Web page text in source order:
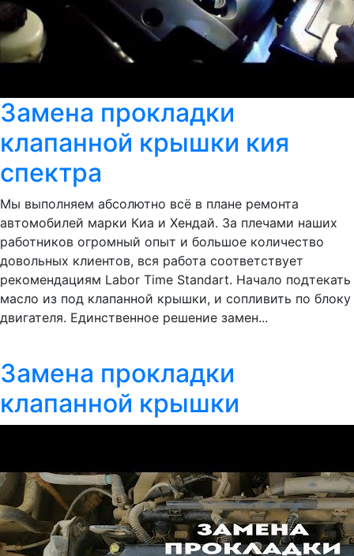
Замена прокладки
клапанной крышки кия
спектра
Мы выполняем абсолютно всё в плане ремонта
автомобилей марки Киа и Хендай. За плечами наших
работников огромный опыт и большое количество
довольных клиентов, вся работа соответствует
рекомендациям Labor Time Standart. Начало подтекать
масло из под клапанной крышки, и сопливить по блоку
двигателя. Единственное решение замен...
Замена прокладки
клапанной крышки